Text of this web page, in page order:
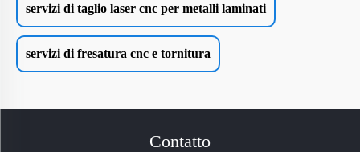
servizi di taglio laser cnc per metalli laminati
servizi di fresatura cnc e tornitura
Contatto